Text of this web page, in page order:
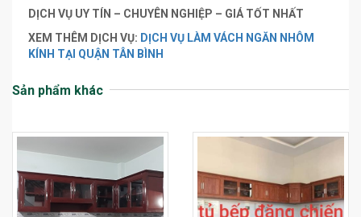
DỊCH VỤ UY TÍN – CHUYÊN NGHIỆP – GIÁ TỐT NHẤT
XEM THÊM DỊCH VỤ: DỊCH VỤ LÀM VÁCH NGĂN NHÔM
KÍNH TẠI QUẬN TÂN BÌNH
Sản phẩm khác